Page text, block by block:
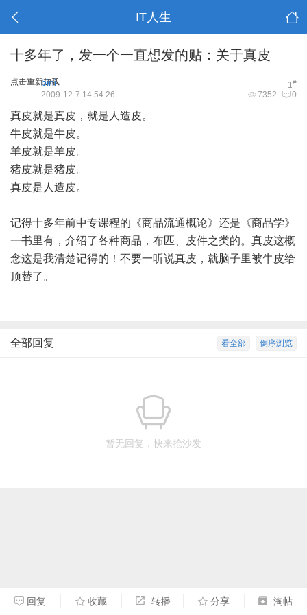
IT人生
十多年了，发一个一直想发的贴：关于真皮
点击重新加载 1#
bini
7352 0
2009-12-7 14:54:26
真皮就是真皮，就是人造皮。
牛皮就是牛皮。
羊皮就是羊皮。
猪皮就是猪皮。
真皮是人造皮。
记得十多年前中专课程的《商品流通概论》还是《商品学》
一书里有，介绍了各种商品，布匹、皮件之类的。真皮这概
念这是我清楚记得的！不要一听说真皮，就脑子里被牛皮给
顶替了。
倒序浏览
看全部
全部回复
暂无回复，快来抢沙发
回复 收藏 转播 分享 淘帖